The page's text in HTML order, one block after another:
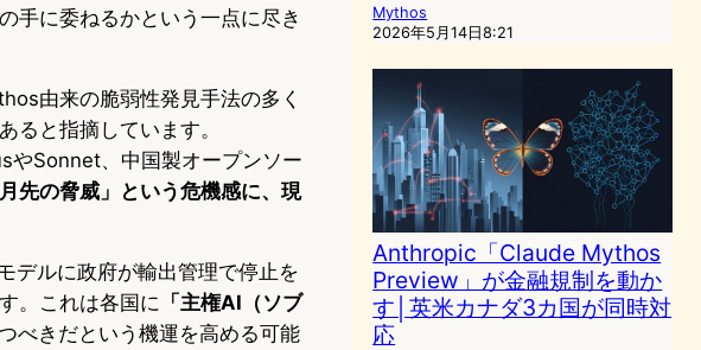
手に委ねるかという一点に尽き
由来の脆弱性発見手法の多く
ると指摘しています。
やSonnet、中国製オープンソー
月先の脅威」という危機感に、現
デルに政府が輸出管理で停止を
。これは各国に 「主権AI（ソブ
べきだという機運を高める可能
Mythos
2026年5月14日8:21
Anthropic「Claude Mythos
Preview」が金融規制を動か
す│英米カナダ3カ国が同時対
応